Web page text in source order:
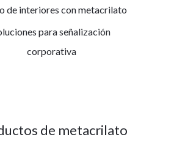
de interiores con metacrilato
para señalización
corporativa
de metacrilato